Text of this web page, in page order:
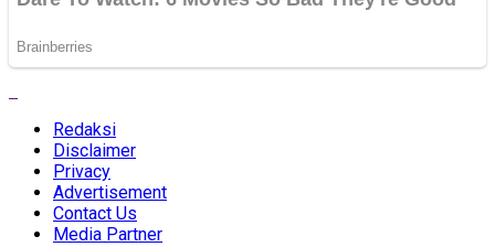
Redaksi
Disclaimer
Privacy
Advertisement
Contact Us
Media Partner